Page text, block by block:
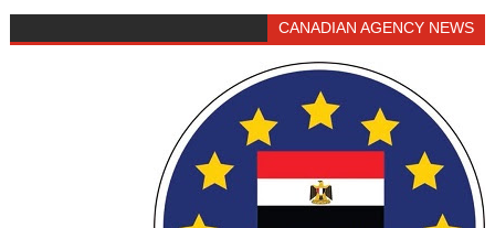
CANADIAN AGENCY NEWS